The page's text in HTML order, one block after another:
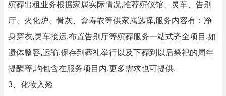
殡葬出租业务根据家属实际情况,推荐殡仪馆、灵车、告别
厅、火化炉、骨灰、盒寿衣等供家属选择,服务内容有：净
身穿衣,灵车接运,布置告别厅等殡葬服务一站式齐全项目,如
遗体整容,运输,保存到葬礼举行以及下葬到以后祭祀的周年
提醒等,均包含在服务项目内,更多需求也可提供.
3、化妆入殓